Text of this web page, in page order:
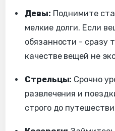
Девы: Поднимите
мелкие долги. Если
обязанности - сразу
качестве вещей не
Стрельцы: Срочно
развлечения и
строго до